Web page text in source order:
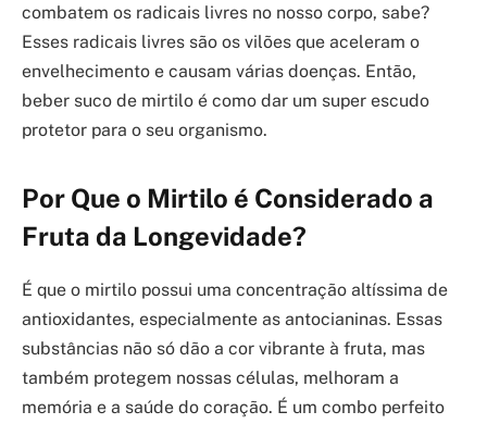
combatem os radicais livres no nosso corpo, sabe?
Esses radicais livres são os vilões que aceleram o
envelhecimento e causam várias doenças. Então,
beber suco de mirtilo é como dar um super escudo
protetor para o seu organismo.
Por Que o Mirtilo é Considerado a
Fruta da Longevidade?
É que o mirtilo possui uma concentração altíssima de
antioxidantes, especialmente as antocianinas. Essas
substâncias não só dão a cor vibrante à fruta, mas
também protegem nossas células, melhoram a
memória e a saúde do coração. É um combo perfeito